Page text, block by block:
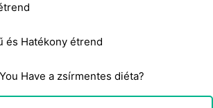
és Hatékony étrend
Have a zsírmentes diéta?